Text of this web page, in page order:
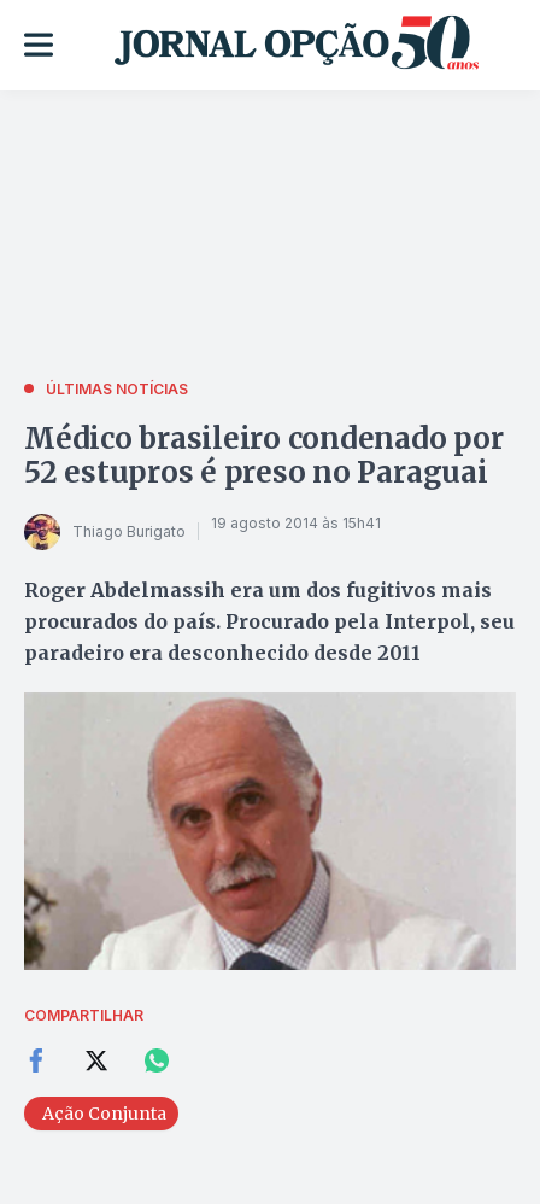
ÚLTIMAS NOTÍCIAS
Médico brasileiro condenado por
52 estupros é preso no Paraguai
Thiago Burigato 19 agosto 2014 às 15h41
Roger Abdelmassih era um dos fugitivos mais
procurados do país. Procurado pela Interpol, seu
paradeiro era desconhecido desde 2011
COMPARTILHAR
Ação Conjunta